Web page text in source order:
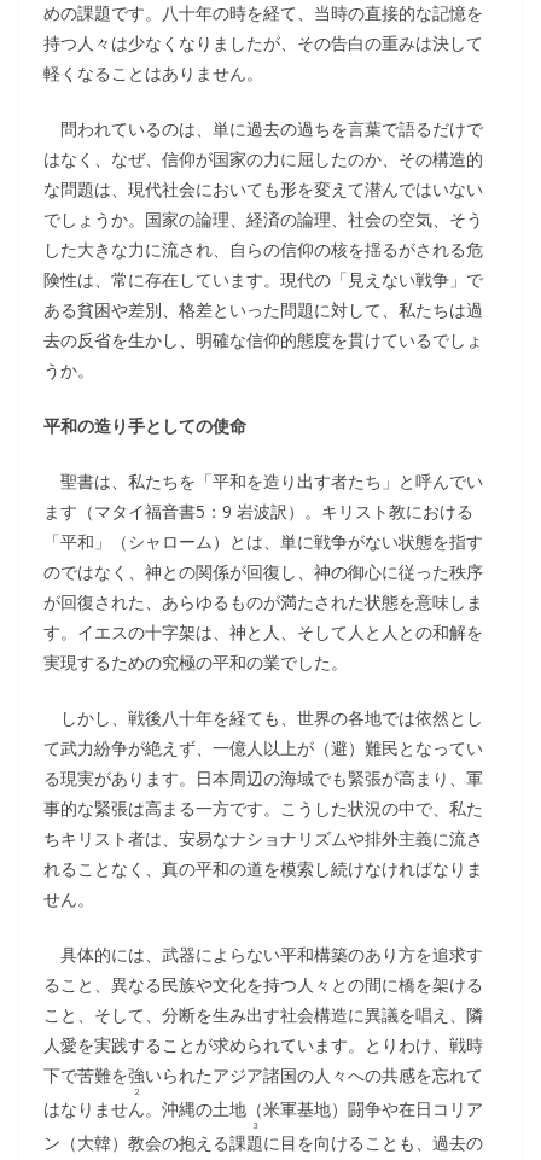
めの課題です。八十年の時を経て、当時の直接的な記憶を
持つ人々は少なくなりましたが、その告白の重みは決して
軽くなることはありません。
問われているのは、単に過去の過ちを言葉で語るだけで
はなく、なぜ、信仰が国家の力に屈したのか、その構造的
な問題は、現代社会においても形を変えて潜んではいない
でしょうか。国家の論理、経済の論理、社会の空気、そう
した大きな力に流され、自らの信仰の核を揺るがされる危
険性は、常に存在しています。現代の「見えない戦争」で
ある貧困や差別、格差といった問題に対して、私たちは過
去の反省を生かし、明確な信仰的態度を貫けているでしょ
うか。
平和の造り手としての使命
聖書は、私たちを「平和を造り出す者たち」と呼んでい
ます（マタイ福音書5：9 岩波訳）。キリスト教における
「平和」（シャローム）とは、単に戦争がない状態を指す
のではなく、神との関係が回復し、神の御心に従った秩序
が回復された、あらゆるものが満たされた状態を意味しま
す。イエスの十字架は、神と人、そして人と人との和解を
実現するための究極の平和の業でした。
しかし、戦後八十年を経ても、世界の各地では依然とし
て武力紛争が絶えず、一億人以上が（避）難民となってい
る現実があります。日本周辺の海域でも緊張が高まり、軍
事的な緊張は高まる一方です。こうした状況の中で、私た
ちキリスト者は、安易なナショナリズムや排外主義に流さ
れることなく、真の平和の道を模索し続けなければなりま
せん。
具体的には、武器によらない平和構築のあり方を追求す
ること、異なる民族や文化を持つ人々との間に橋を架ける
こと、そして、分断を生み出す社会構造に異議を唱え、隣
人愛を実践することが求められています。とりわけ、戦時
下で苦難を強いられたアジア諸国の人々への共感を忘れて
はなりません
２
。沖縄の土地（米軍基地）闘争や在日コリア
ン（大韓）教会の抱える課題
３
に目を向けることも、過去の